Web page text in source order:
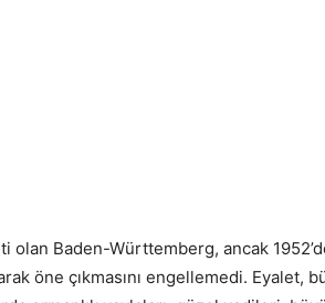
olan Baden-Württemberg, ancak
öne çıkmasını engellemedi. Eyalet,